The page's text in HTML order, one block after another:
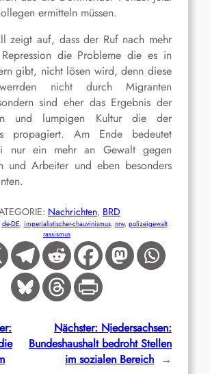
ermitteln müssen.
zeigt auf, dass der Ruf nach mehr
die Probleme die es in
gibt, nicht lösen wird, denn diese
nicht durch Migranten
sind eher das Ergebnis der
und lumpigen Kultur die der
propagiert. Am Ende bedeutet
nur ein mehr an Gewalt gegen
und Arbeiter und eben besonders
Nachrichten, BRD
de-DE, imperialistischer-chauvinismus, nrw, polizeigewalt
rassismus
Nächster: Niedersachsen:
Bundeshaushalt bedroht Stellen
im sozialen Bereich →